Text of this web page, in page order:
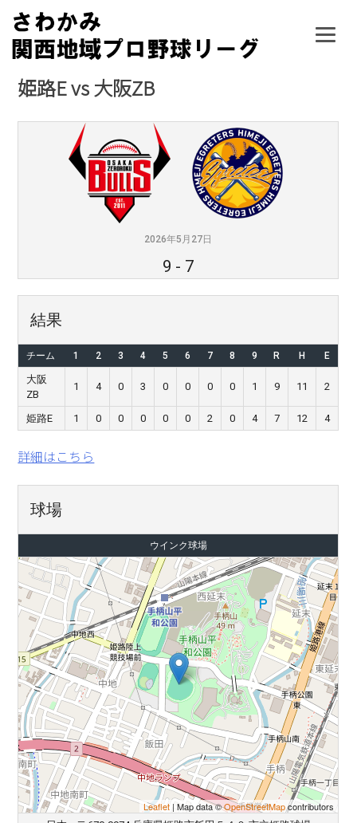
Skip
content
姫路E vs 大阪ZB
2026年5月27日
9 - 7
結果
チーム 1 2 3 4 5 6 7 8 9 R H E
大阪
ZB
1 4 0 3 0 0 0 0 1 9 11 2
姫路E 1 0 0 0 0 0 2 0 4 7 12 4
詳細はこちら
球場
ウインク球場
Leaflet | Map data ©OpenStreetMapcontributors